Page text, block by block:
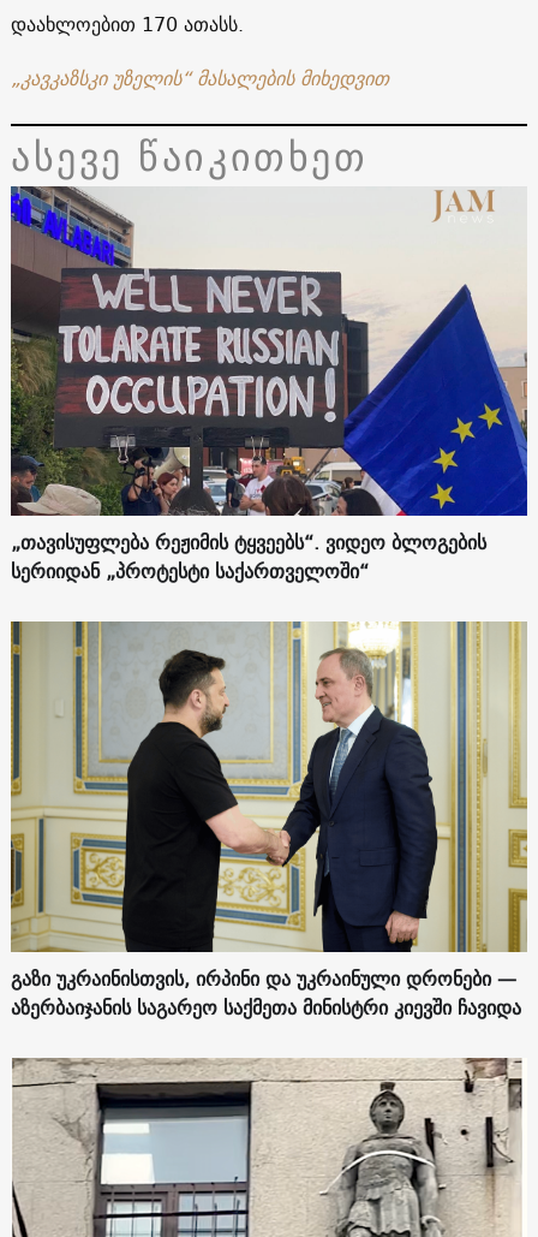
დაახლოებით 170ათასს.
„კავკაზსკი უზელის“ მასალების მიხედვით
ასევე წაიკითხეთ
„თავისუფლება რეჟიმის ტყვეებს“. ვიდეო ბლოგების
სერიიდან „პროტესტი საქართველოში“
გაზი უკრაინისთვის, ირპინი და უკრაინული დრონები —
აზერბაიჯანის საგარეო საქმეთა მინისტრი კიევში ჩავიდა